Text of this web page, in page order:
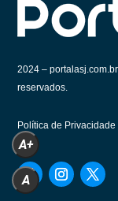
2024 –
reservados.
Política de Privacidade
A+
A